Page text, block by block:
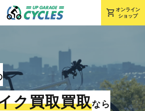
shopping_cart オンライン
ショップ
ク買取買取なら